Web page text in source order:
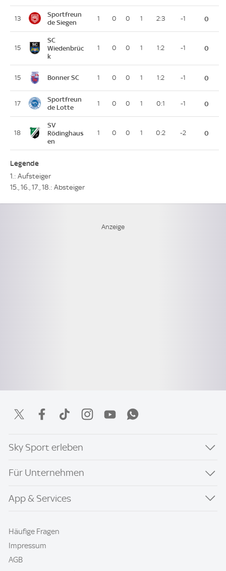
13
Sportfreun
de Siegen
1 0 0 1 2:3 -1 0
15
SC
Wiedenbrüc
k
1 0 0 1 1:2 -1 0
15 Bonner SC 1 0 0 1 1:2 -1 0
17
Sportfreun
de Lotte
1 0 0 1 0:1 -1 0
18
SV
Rödinghaus
en
1 0 0 1 0:2 -2 0
Legende
1.: Aufsteiger
15., 16., 17., 18.: Absteiger
Sky Sport erleben
Für Unternehmen
App & Services
Häufige Fragen
Impressum
AGB